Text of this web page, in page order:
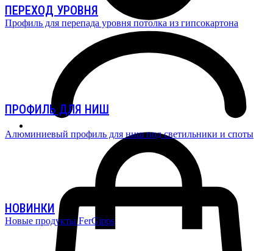
ПЕРЕХОД УРОВНЯ
Профиль для перепада уровня потолка из гипсокартона
ПРОФИЛЬ ДЛЯ НИШ
Алюминиевый профиль для ниш под светильники и споты
НОВИНКИ
Новые продукты FerGipps